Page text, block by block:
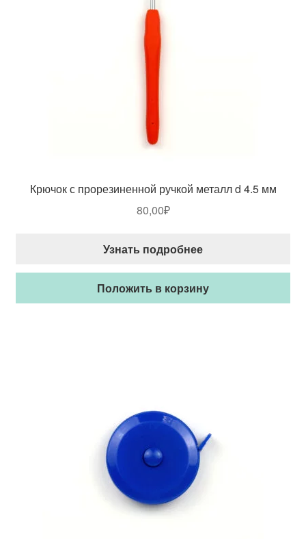
Крючок с прорезиненной ручкой металл d 4.5 мм
80,00₽
Узнать подробнее
Положить в корзину